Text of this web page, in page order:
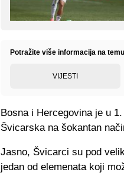
Potražite više informacija na
VIJESTI
Bosna i Hercegovina je u
Švicarska na šokantan
Jasno, Švicarci su pod
jedan od elemenata koji